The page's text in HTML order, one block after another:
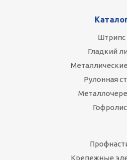
Штрипс
Гладкий
Рулонная
Крепежные